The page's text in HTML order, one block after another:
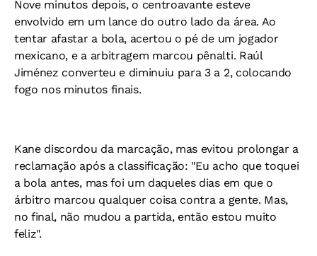
Nove minutos depois, o centroavante esteve
envolvido em um lance do outro lado da área. Ao
tentar afastar a bola, acertou o pé de um jogador
mexicano, e a arbitragem marcou pênalti. Raúl
Jiménez converteu e diminuiu para 3 a 2, colocando
fogo nos minutos finais.
Kane discordou da marcação, mas evitou prolongar a
reclamação após a classificação: "Eu acho que toquei
a bola antes, mas foi um daqueles dias em que o
árbitro marcou qualquer coisa contra a gente. Mas,
no final, não mudou a partida, então estou muito
feliz".